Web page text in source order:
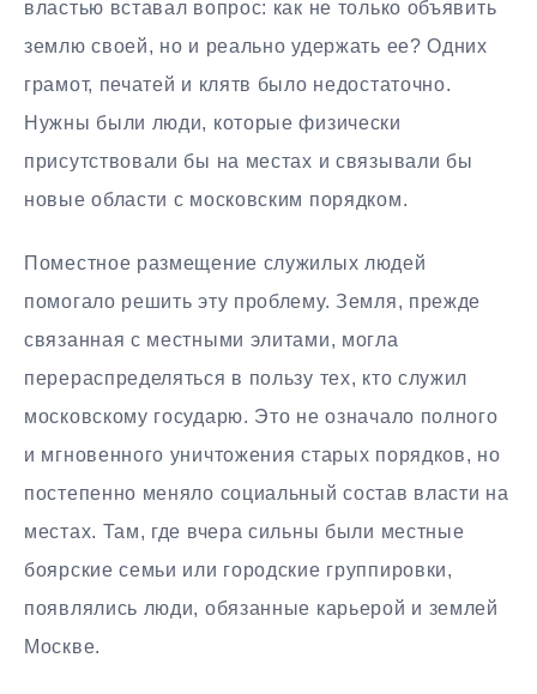
властью вставал вопрос: как не только объявить
землю своей, но и реально удержать ее? Одних
грамот, печатей и клятв было недостаточно.
Нужны были люди, которые физически
присутствовали бы на местах и связывали бы
новые области с московским порядком.
Поместное размещение служилых людей
помогало решить эту проблему. Земля, прежде
связанная с местными элитами, могла
перераспределяться в пользу тех, кто служил
московскому государю. Это не означало полного
и мгновенного уничтожения старых порядков, но
постепенно меняло социальный состав власти на
местах. Там, где вчера сильны были местные
боярские семьи или городские группировки,
появлялись люди, обязанные карьерой и землей
Москве.